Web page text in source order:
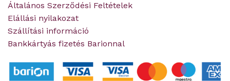
Általános Szerződési Feltételek
Elállási nyilakozat
Szállítási információ
Bankkártyás fizetés Barionnal